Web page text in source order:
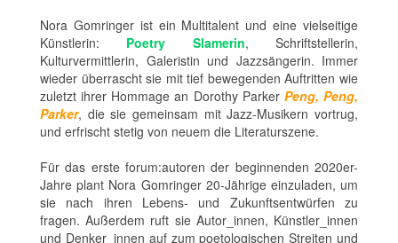
Nora Gomringer ist ein Multitalent und eine vielseitige
Künstlerin: Poetry Slamerin, Schriftstellerin,
Kulturvermittlerin, Galeristin und Jazzsängerin. Immer
wieder überrascht sie mit tief bewegenden Auftritten wie
zuletzt ihrer Hommage an Dorothy Parker Peng, Peng,
Parker, die sie gemeinsam mit Jazz-Musikern vortrug,
und erfrischt stetig von neuem die Literaturszene.
Für das erste forum:autoren der beginnenden 2020er-
Jahre plant Nora Gomringer 20-Jährige einzuladen, um
sie nach ihren Lebens- und Zukunftsentwürfen zu
fragen. Außerdem ruft sie Autor_innen, Künstler_innen
und Denker_innen auf zum poetologischen Streiten und